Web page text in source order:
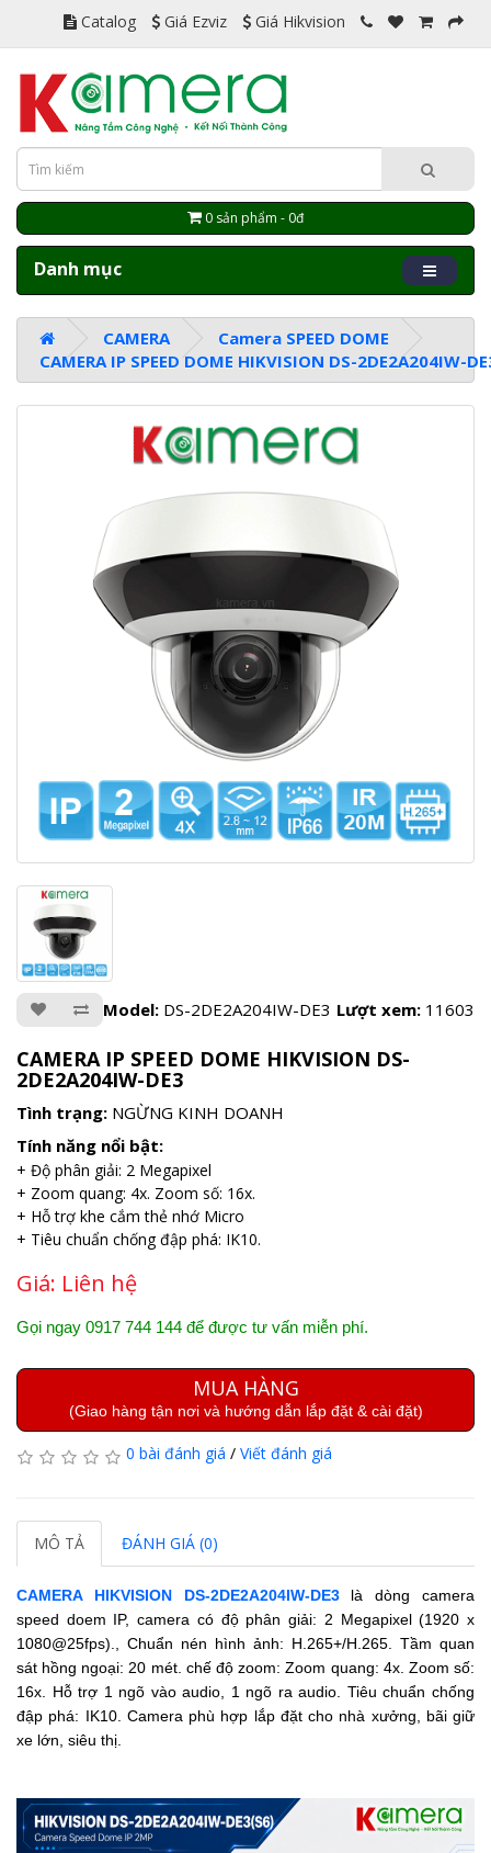
Catalog Giá Ezviz Giá Hikvision
0 sản phẩm - 0đ
Danh mục
CAMERA
Camera SPEED DOME
CAMERA IP SPEED DOME HIKVISION DS-2DE2A204IW-
Model: DS-2DE2A204IW-DE3 Lượt xem: 11603
CAMERA IP SPEED DOME HIKVISION DS-
2DE2A204IW-DE3
Tình trạng: NGỪNG KINH DOANH
Tính năng nổi bật:
+ Độ phân giải: 2 Megapixel
+ Zoom quang: 4x. Zoom số: 16x.
+ Hỗ trợ khe cắm thẻ nhớ Micro
+ Tiêu chuẩn chống đập phá: IK10.
Giá: Liên hệ
Gọi ngay 0917 744 144 để được tư vấn miễn phí.
MUA HÀNG
(Giao hàng tận nơi và hướng dẫn lắp đặt & cài đặt)
0 bài đánh giá / Viết đánh giá
MÔ TẢ ĐÁNH GIÁ (0)
CAMERA HIKVISION DS-2DE2A204IW-DE3
là dòng camera
speed doem IP, camera có độ phân giải: 2 Megapixel (1920 x
1080@25fps)., Chuẩn nén hình ảnh: H.265+/H.265. Tầm quan
sát hồng ngoại: 20 mét. chế độ zoom: Zoom quang: 4x. Zoom số:
16x. Hỗ trợ 1 ngõ vào audio, 1 ngõ ra audio. Tiêu chuẩn chống
đập phá: IK10. Camera phù hợp lắp đặt cho nhà xưởng, bãi giữ
xe lớn, siêu thị.